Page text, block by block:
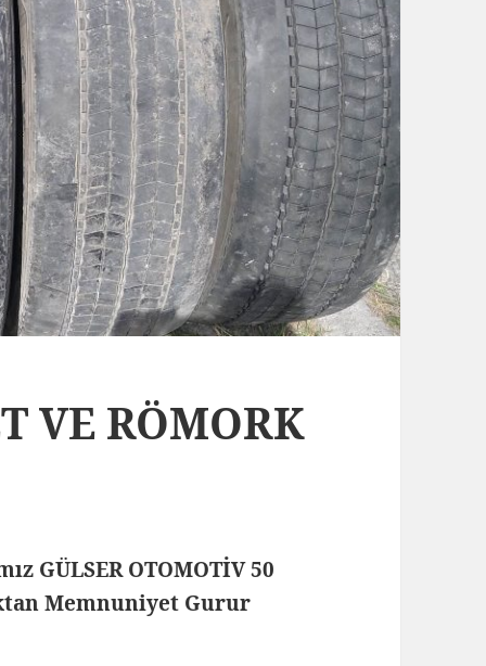
VE RÖMORK
GÜLSER OTOMOTİV 50
Memnuniyet Gurur